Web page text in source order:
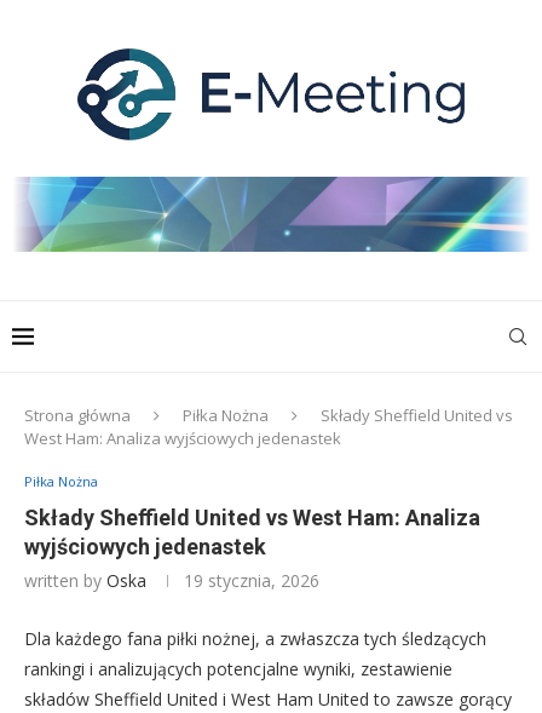
Strona główna Piłka Nożna
Składy Sheffield United vs
West Ham: Analiza wyjściowych jedenastek
Piłka Nożna
Składy Sheffield United vs West Ham: Analiza
wyjściowych jedenastek
written by Oska 19 stycznia, 2026
Dla każdego fana piłki nożnej, a zwłaszcza tych śledzących
rankingi i analizujących potencjalne wyniki, zestawienie
składów Sheffield United i West Ham United to zawsze gorący